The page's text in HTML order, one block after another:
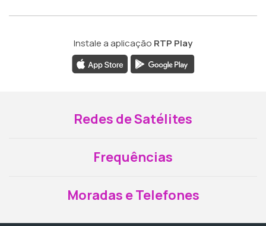
Instale a aplicação RTP Play
Redes de Satélites
Frequências
Moradas e Telefones